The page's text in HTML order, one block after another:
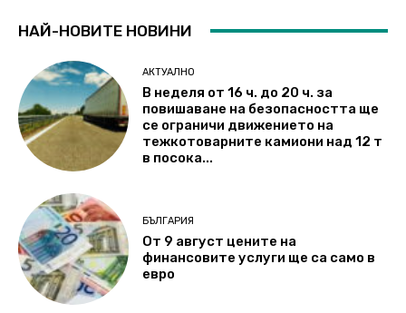
НАЙ-НОВИТЕ НОВИНИ
АКТУАЛНО
В неделя от 16 ч. до 20 ч. за
повишаване на безопасността ще
се ограничи движението на
тежкотоварните камиони над 12 т
в посока...
БЪЛГАРИЯ
От 9 август цените на
финансовите услуги ще са само в
евро